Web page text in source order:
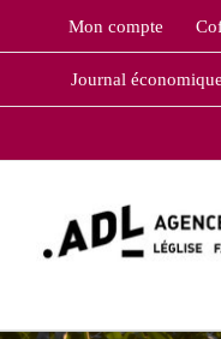
Mon compte
Journal